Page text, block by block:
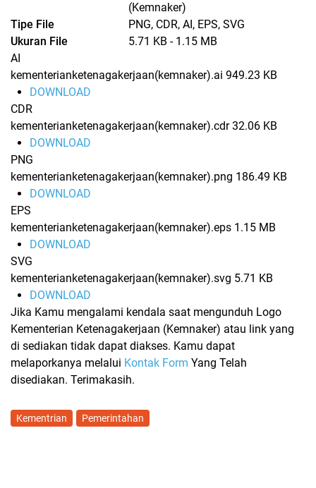
(Kemnaker)
Tipe File
PNG, CDR, AI, EPS, SVG
Ukuran File
5.71 KB - 1.15 MB
AI
kementerianketenagakerjaan(kemnaker).ai 949.23 KB
DOWNLOAD
CDR
kementerianketenagakerjaan(kemnaker).cdr 32.06 KB
DOWNLOAD
PNG
kementerianketenagakerjaan(kemnaker).png 186.49 KB
DOWNLOAD
EPS
kementerianketenagakerjaan(kemnaker).eps 1.15 MB
DOWNLOAD
SVG
kementerianketenagakerjaan(kemnaker).svg 5.71 KB
DOWNLOAD
Jika Kamu mengalami kendala saat mengunduh Logo
Kementerian Ketenagakerjaan (Kemnaker) atau link yang
di sediakan tidak dapat diakses. Kamu dapat
melaporkanya melalui Kontak Form Yang Telah
disediakan. Terimakasih.
Kementrian Pemerintahan